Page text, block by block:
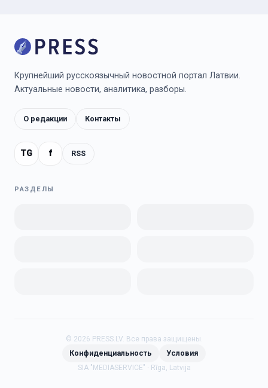
Крупнейший русскоязычный новостной портал Латвии.
Актуальные новости, аналитика, разборы.
О редакции Контакты
TG f RSS
РАЗДЕЛЫ
© 2026 PRESS.LV. Все права защищены.
Конфиденциальность Условия
SIA "MEDIASERVICE" · Rīga, Latvija